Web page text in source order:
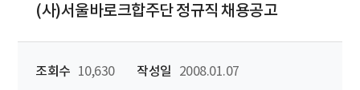
(사)서울바로크합주단 정규직 채용공고
조회수 10,630 작성일
2008.01.07